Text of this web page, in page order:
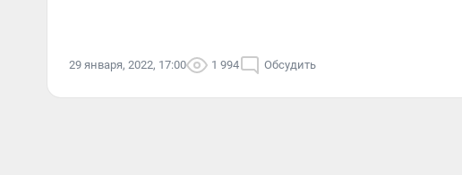
29 января, 2022, 17:00 1 994 Обсудить